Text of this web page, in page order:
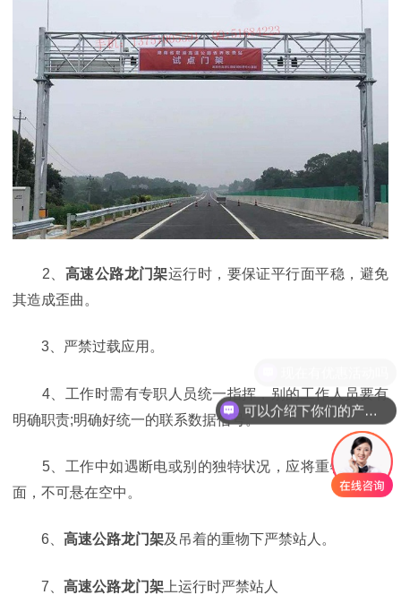
2、 高速公路龙门架运行时，要保证平行面平稳，避免
其造成歪曲。
3、严禁过载应用。
4、工作时需有专职人员统一指挥，别的工作人员要有
明确职责;明确好统一的联系数据信号。
5、工作中如遇断电或别的独特状况，应将重物落至路
面，不可悬在空中。
6、 高速公路龙门架及吊着的重物下严禁站人。
7、 高速公路龙门架 上运行时严禁站人
可以介绍下你们的产品么